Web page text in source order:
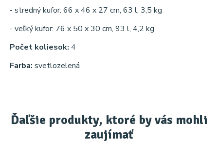
- stredný kufor: 66 x 46 x 27 cm, 63 l, 3,5 kg
- veľký kufor: 76 x 50 x 30 cm, 93 l, 4,2 kg
Počet koliesok: 4
Farba: svetlozelená
Ďaľšie produkty, ktoré by vás mohli
zaujímať